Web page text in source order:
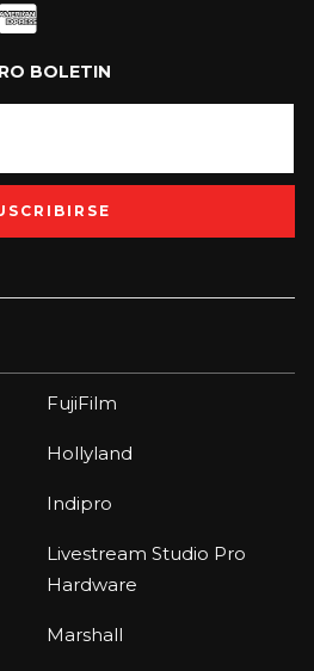
BOLETIN
FujiFilm
Hollyland
Indipro
Livestream Studio Pro
Hardware
Marshall